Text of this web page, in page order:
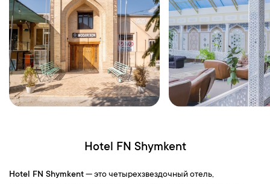
Hotel FN Shymkent
Hotel FN Shymkent— это четырехзвездочный отель,